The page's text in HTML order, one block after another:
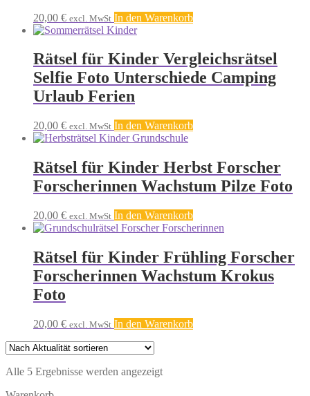
20,00 € excl. MwSt In den Warenkorb
Rätsel für Kinder Vergleichsrätsel
Selfie Foto Unterschiede Camping
Urlaub Ferien
20,00 € excl. MwSt In den Warenkorb
Rätsel für Kinder Herbst Forscher
Forscherinnen Wachstum Pilze Foto
20,00 € excl. MwSt In den Warenkorb
Rätsel für Kinder Frühling Forscher
Forscherinnen Wachstum Krokus
Foto
20,00 € excl. MwSt In den Warenkorb
Alle 5 Ergebnisse werden angezeigtNach